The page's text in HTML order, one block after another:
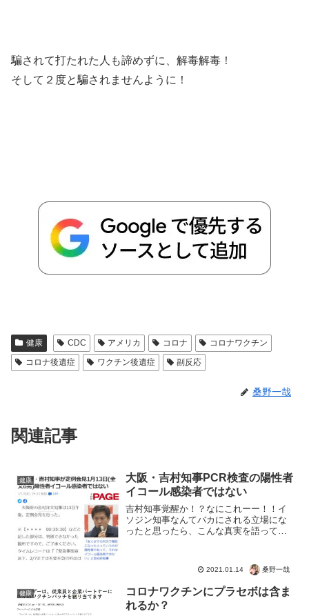
騙されて打たれた人も諦めずに、解毒解毒！
そして２度と騙されませんように！
健康 CDC アメリカ コロナ
コロナワクチン
コロナ後遺症
ワクチン後遺症 副反応
桑野一哉
関連記事
健康
大阪・吉村知事PCR検査の陽性者
イコール感染者ではない
吉村知事覚醒か！？なにこれーー！！イ
ソジン知事なんてバカにされる立場にな
ったと思ったら、こんな真実を語ってく
も高く、偽陽性がある。なんでしょう、
急にコロナ脳が寛解し...
2021.01.14 桑野一哉
健康
コロナワクチンにプラセボは含ま
れるか？